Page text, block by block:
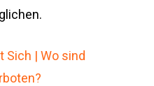
Sich | Wo sind